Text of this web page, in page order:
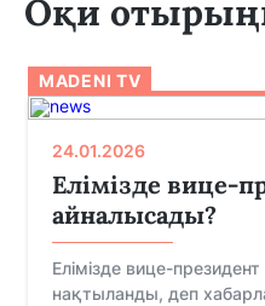
Оқи
MADENI TV
24.01.2026
Елімізде вице-
айналысады?
Елімізде вице-
нақтыланды, деп